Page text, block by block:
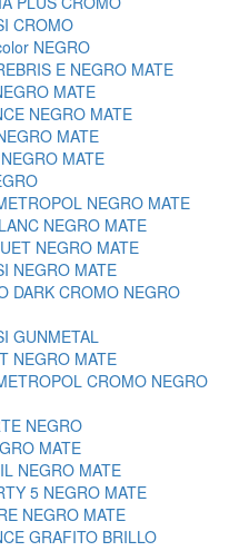
CROMO
NEGRO
E NEGRO MATE
MATE
NEGRO MATE
MATE
MATE
NEGRO MATE
NEGRO MATE
NEGRO MATE
NEGRO MATE
DARK CROMO NEGRO
GUNMETAL
NEGRO MATE
CROMO NEGRO
NEGRO
MATE
NEGRO MATE
5 NEGRO MATE
NEGRO MATE
GRAFITO BRILLO